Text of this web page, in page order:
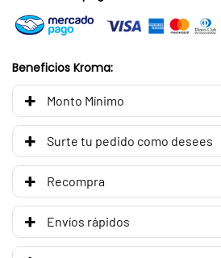
Beneficios Kroma:
Monto Mínimo
Surte tu pedido como desees
Recompra
Envíos rápidos